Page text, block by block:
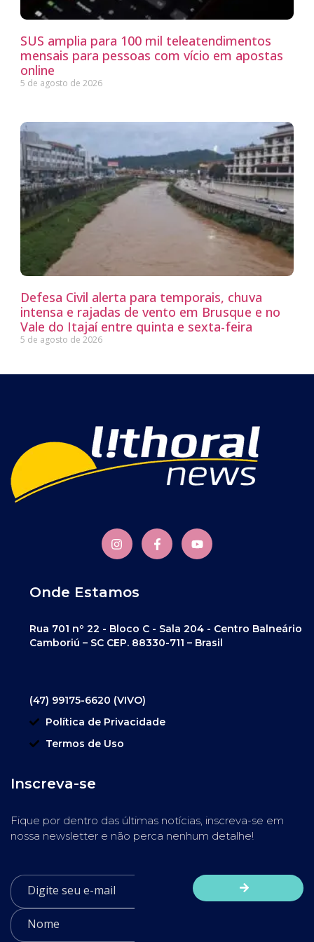
SUS amplia para 100 mil teleatendimentos
mensais para pessoas com vício em apostas
online
5 de agosto de 2026
Defesa Civil alerta para temporais, chuva
intensa e rajadas de vento em Brusque e no
Vale do Itajaí entre quinta e sexta-feira
5 de agosto de 2026
Onde Estamos
Rua 701 nº 22 - Bloco C - Sala 204 - Centro Balneário
Camboriú – SC CEP. 88330-711 – Brasil
(47) 99175-6620 (VIVO)
Política de Privacidade
Termos de Uso
Inscreva-se
Fique por dentro das últimas notícias, inscreva-se em
nossa newsletter e não perca nenhum detalhe!